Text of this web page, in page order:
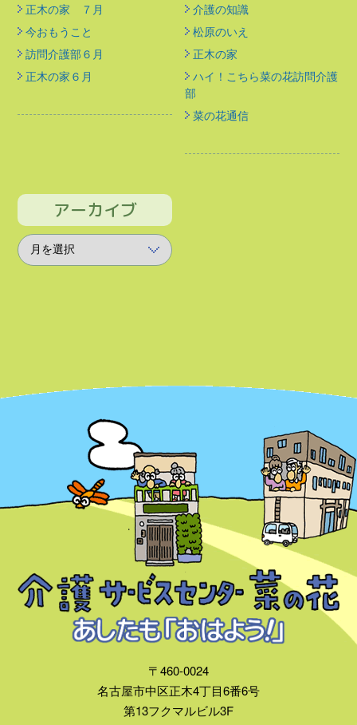
正木の家 ７月
今おもうこと
訪問介護部６月
正木の家６月
介護の知識
松原のいえ
正木の家
ハイ！こちら菜の花訪問介護
部
菜の花通信
アーカイブ
〒460-0024
名古屋市中区正木4丁目6番6号
第13フクマルビル3F